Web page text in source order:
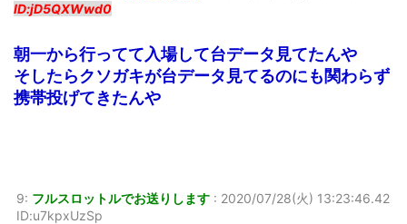
ID:jD5QXWwd0
朝一から行ってて入場して台データ見てたんや
そしたらクソガキが台データ見てるのにも関わらず
携帯投げてきたんや
9: フルスロットルでお送りします : 2020/07/28(火) 13:23:46.42
ID:u7kpxUzSp